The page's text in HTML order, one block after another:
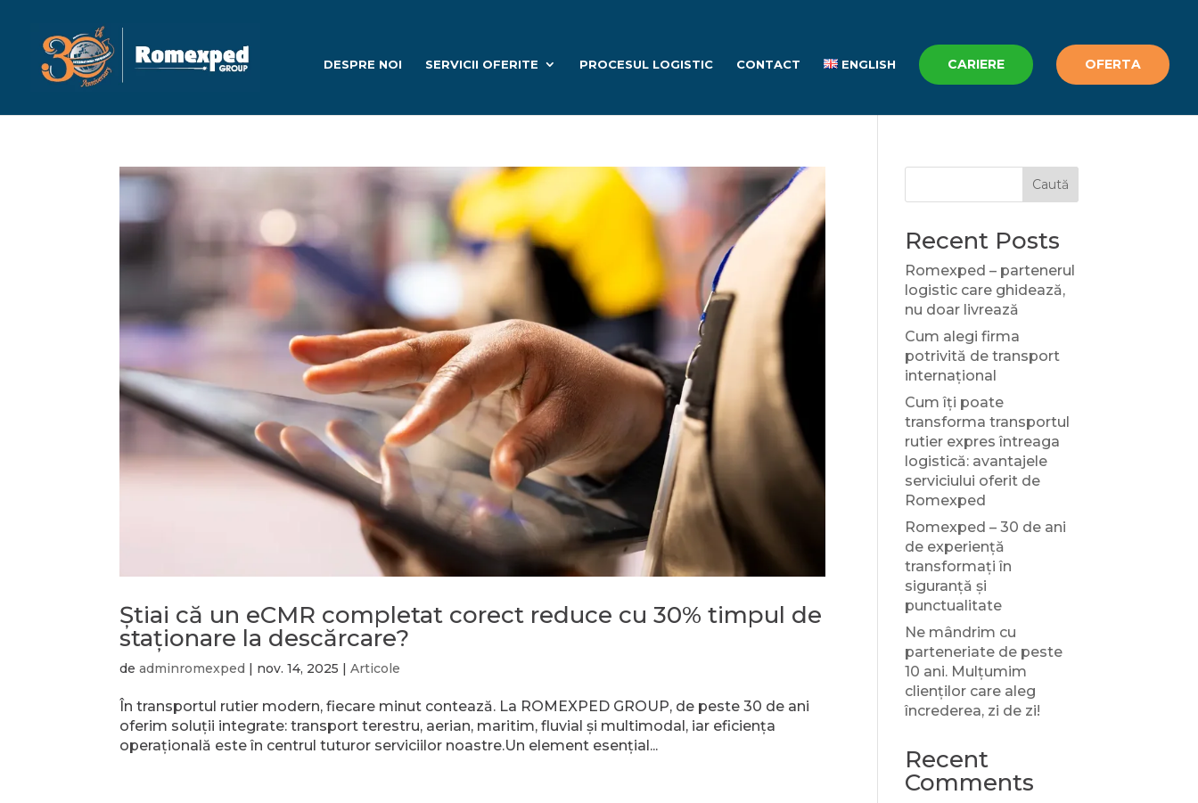
DESPRE NOI SERVICII OFERITE PROCESUL LOGISTIC CONTACT ENGLISH CARIERE OFERTA
Ştiai că un eCMR completat corect reduce cu 30% timpul de
staţionare la descărcare?
deadminromexped | nov. 14, 2025 |Articole
În transportul rutier modern, fiecare minut contează. La ROMEXPED GROUP, de peste 30 de ani
oferim soluții integrate: transport terestru, aerian, maritim, fluvial și multimodal, iar eficiența
operațională este în centrul tuturor serviciilor noastre.Un element esențial...
Caută
Recent Posts
Romexped – partenerul
logistic care ghidează,
nu doar livrează
Cum alegi firma
potrivită de transport
internațional
Cum îți poate
transforma transportul
rutier expres întreaga
logistică: avantajele
serviciului oferit de
Romexped
Romexped – 30 de ani
de experiență
transformați în
siguranță și
punctualitate
Ne mândrim cu
parteneriate de peste
10 ani. Mulțumim
clienților care aleg
încrederea, zi de zi!
Recent
Comments